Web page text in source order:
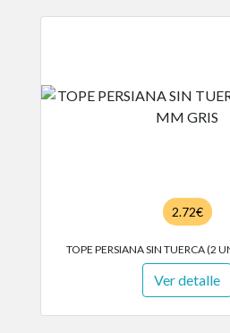
2.72€
TOPE PERSIANA SIN TUERCA (2
Ver detalle